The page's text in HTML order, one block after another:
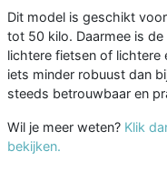
Dit model is geschikt
tot 50 kilo. Daarmee is
lichtere fietsen of lichtere
iets minder robuust dan
steeds betrouwbaar en
Wil je meer weten? Klik
bekijken.